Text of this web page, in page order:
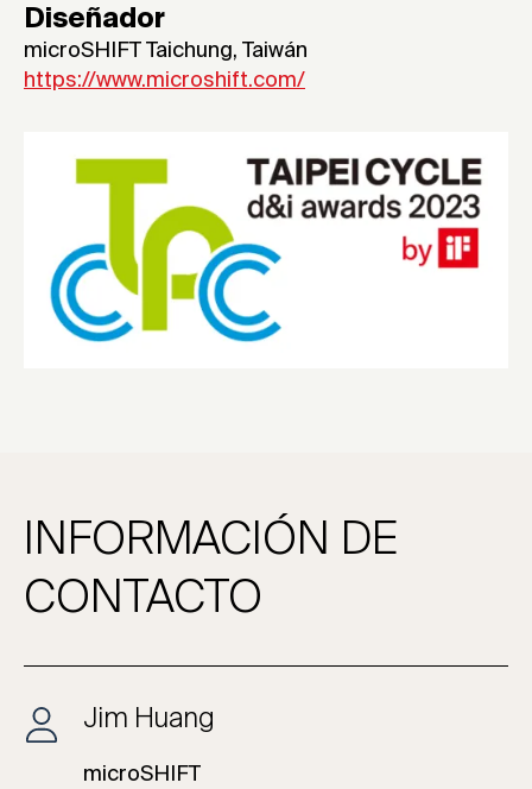
Diseñador
microSHIFT Taichung, Taiwán
https://www.microshift.com/
INFORMACIÓN DE
CONTACTO
Jim Huang
microSHIFT